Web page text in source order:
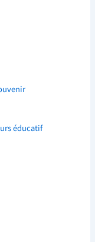
éducatif